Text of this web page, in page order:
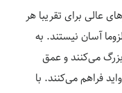
عالی برای تقریبا هر
آسان نیستند. به
می‌کنند و عمق
فراهم می‌کنند. با